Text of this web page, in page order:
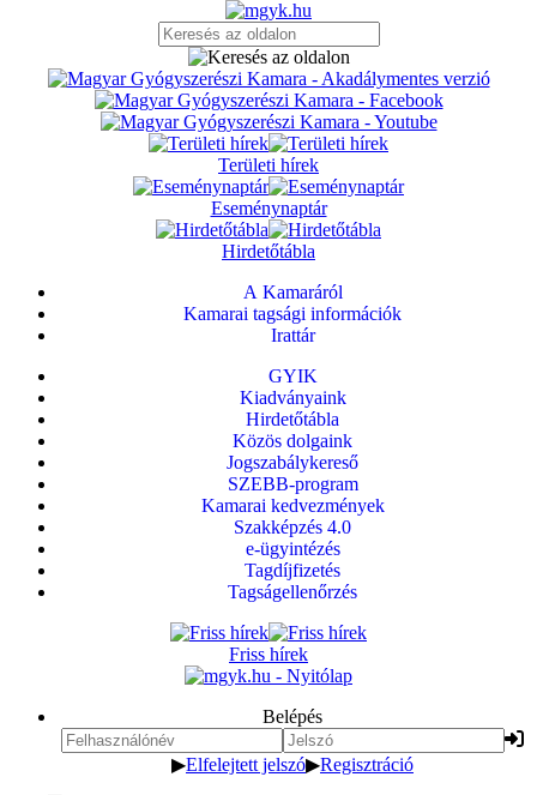
Területi hírek
Eseménynaptár
Hirdetőtábla
A Kamaráról
Kamarai tagsági információk
Irattár
GYIK
Kiadványaink
Hirdetőtábla
Közös dolgaink
Jogszabálykereső
SZEBB-program
Kamarai kedvezmények
Szakképzés 4.0
e-ügyintézés
Tagdíjfizetés
Tagságellenőrzés
Friss hírek
Belépés
▶Elfelejtett jelszó▶Regisztráció